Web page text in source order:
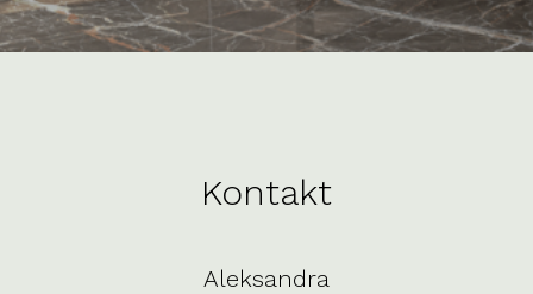
Kontakt
Aleksandra